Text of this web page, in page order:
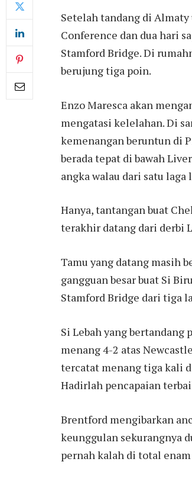
Setelah tandang di Almaty
Conference dan dua hari
Stamford Bridge. Di
berujung tiga poin.
Enzo Maresca akan
mengatasi kelelahan. Di
kemenangan beruntun di
berada tepat di bawah
angka walau dari satu laga
Hanya, tantangan buat
terakhir datang dari derbi
Tamu yang datang masih
gangguan besar buat Si
Stamford Bridge dari tiga
Si Lebah yang bertandang
menang 4-2 atas
tercatat menang tiga kali
Hadirlah pencapaian
Brentford mengibarkan
keunggulan sekurangnya
pernah kalah di total